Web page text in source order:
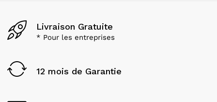
Livraison Gratuite
* Pour les entreprises
12 mois de Garantie